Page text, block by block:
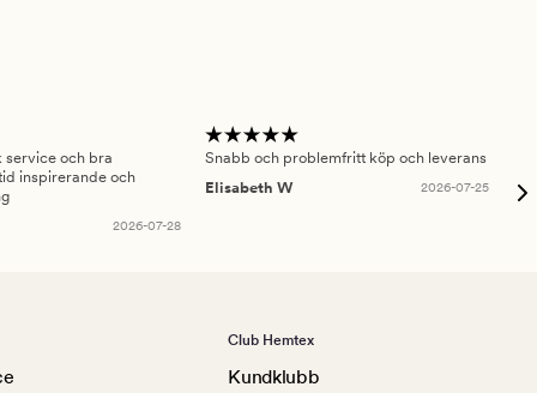
service och bra
inspirerande och
2026-07-28
Snabb och problemfritt köp och leverans
Elisabeth W
2026-07-25
Club Hemtex
Kundklubb